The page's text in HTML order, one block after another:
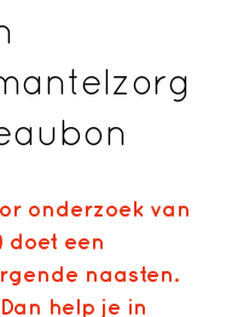
onderzoek van
doet een
naasten.
help je in